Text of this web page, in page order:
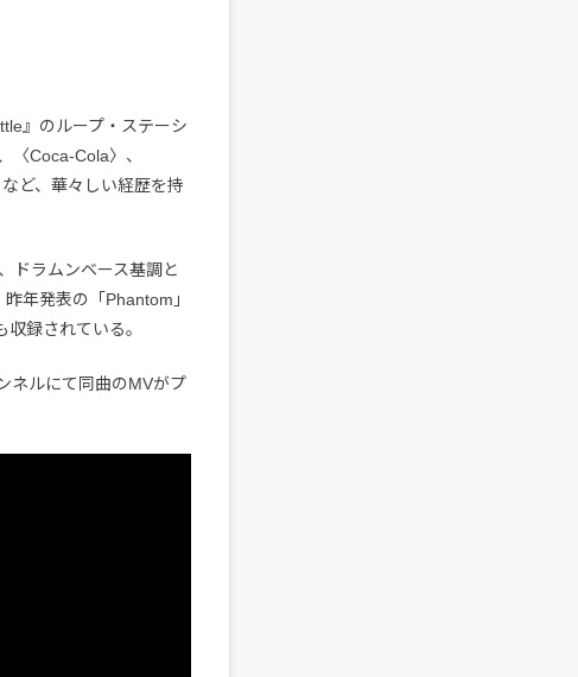
』のループ・ステーシ
〈Coca-Cola〉、
ど、華々しい経歴を持
ドラムンベース基調と
年発表の「Phantom」
録されている。
ネルにて同曲のMVがプ